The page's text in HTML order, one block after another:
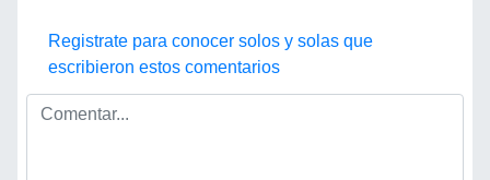
Registrate para conocer solos y solas que
escribieron estos comentarios